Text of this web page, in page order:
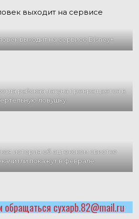
выходит на сервисе Disney+.
райская лагуна превращается в
ловушку.
история об ацтекском свистке
покажут в феврале.
обращаться cyxapb.82@mail.ru